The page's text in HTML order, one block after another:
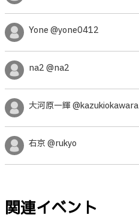
Yone @yone0412
na2 @na2
大河原一輝 @kazukiokawara
右京 @rukyo
関連イベント